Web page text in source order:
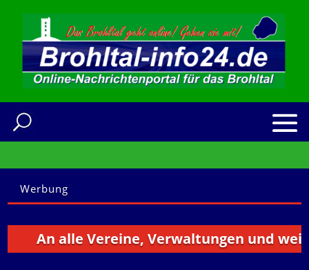
Werbung
An alle Vereine, Verwaltungen und